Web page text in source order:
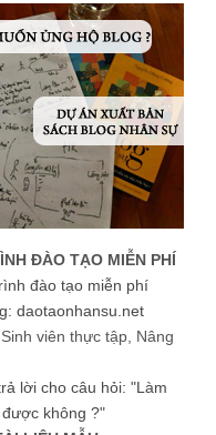
ĐÀO TẠO MIỄN PHÍ
đào tạo miễn phí
daotaonhansu.net
viên thực tập, Nâng
lời cho câu hỏi: "Làm
không ?"